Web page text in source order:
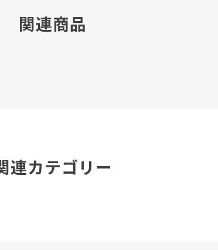
関連商品
連カテゴリー